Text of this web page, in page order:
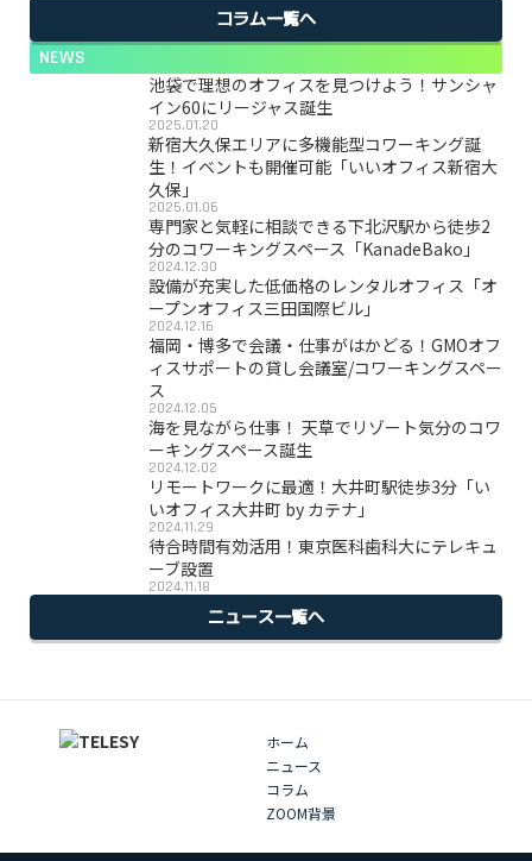
コラム一覧へ
NEWS
池袋で理想のオフィスを見つけよう！サンシャ
イン60にリージャス誕生
2025.01.20
新宿大久保エリアに多機能型コワーキング誕
生！イベントも開催可能「いいオフィス新宿大
久保」
2025.01.06
専門家と気軽に相談できる下北沢駅から徒歩2
分のコワーキングスペース「KanadeBako」
2024.12.30
設備が充実した低価格のレンタルオフィス「オ
ープンオフィス三田国際ビル」
2024.12.16
福岡・博多で会議・仕事がはかどる！GMOオフ
ィスサポートの貸し会議室/コワーキングスペー
ス
2024.12.05
海を見ながら仕事！ 天草でリゾート気分のコワ
ーキングスペース誕生
2024.12.02
リモートワークに最適！大井町駅徒歩3分「い
いオフィス大井町 by カテナ」
2024.11.29
待合時間有効活用！東京医科歯科大にテレキュ
ーブ設置
2024.11.18
ニュース一覧へ
ホーム
ニュース
コラム
ZOOM背景